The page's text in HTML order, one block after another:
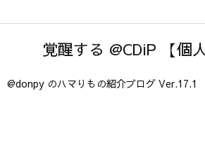
覚醒する @CDiP 【個
@donpy のハマりもの紹介ブログ Ver.17.1